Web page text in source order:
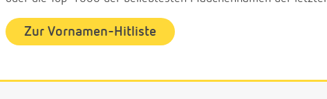
Zur Vornamen-Hitliste